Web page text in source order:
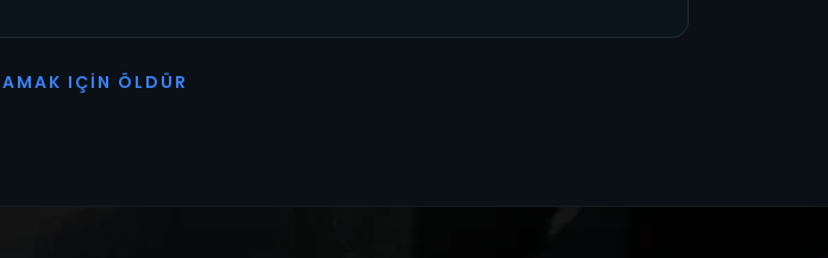
AMAK I ÇI N Ö L D Ü R